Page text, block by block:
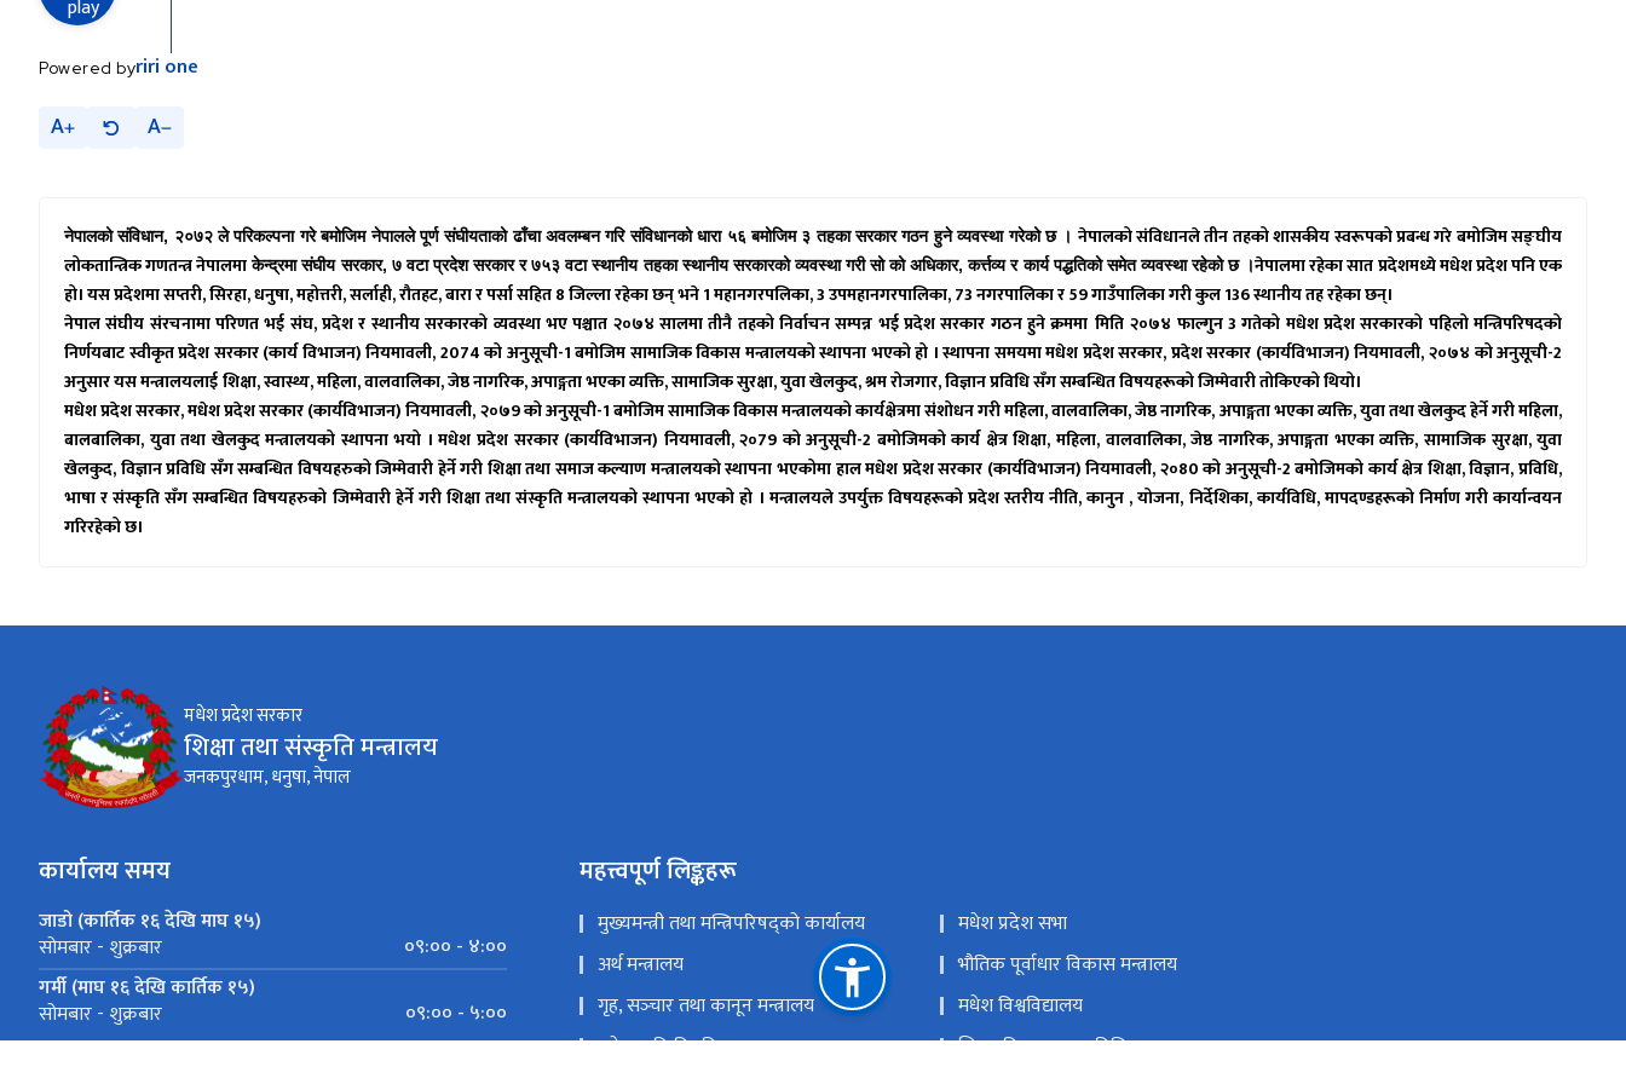
Powered byriri one
A A
नेपालको संविधान, २०७२ ले परिकल्पना गरे बमोजिम नेपालले पूर्ण संघीयताको ढाँचा अवलम्बन गरि संविधानको धारा ५६ बमोजिम ३ तहका सरकार गठन हुने व्यवस्था गरेको छ । नेपालको संविधानले तीन तहको शासकीय स्वरूपको प्रबन्ध गरे बमोजिम सङ्घीय
लोकतान्त्रिक गणतन्त्र नेपालमा केन्द्रमा संघीय सरकार, ७ वटा प्रदेश सरकार र ७५३ वटा स्थानीय तहका स्थानीय सरकारको व्यवस्था गरी सो को अधिकार,कर्त्तव्य र कार्य पद्धतिको समेत व्यवस्था रहेको छ ।नेपालमा रहेका सात प्रदेशमध्ये मधेश प्रदेश पनि एक
हो। यस प्रदेशमा सप्तरी, सिरहा, धनुषा, महोत्तरी, सर्लाही, रौतहट, बारा र पर्सा सहित 8 जिल्ला रहेका छन् भने 1 महानगरपलिका,3 उपमहानगरपालिका,73 नगरपालिका र 59 गाउँपालिका गरी कुल 136 स्थानीय तह रहेका छन्।
नेपाल संघीय संरचनामा परिणत भई संघ,प्रदेश र स्थानीय सरकारको व्यवस्था भए पश्चात २०७४ सालमा तीनै तहको निर्वाचन सम्पन्न भई प्रदेश सरकार गठन हुने क्रममा मिति २०७४ फाल्गुन 3 गतेको मधेशप्रदेश सरकारको पहिलो मन्त्रिपरिषदको
निर्णयबाट स्वीकृत प्रदेश सरकार (कार्य विभाजन) नियमावली, 2074 को अनुसूची-1 बमोजिम सामाजिक विकास मन्त्रालयको स्थापना भएको हो । स्थापना समयमा मधेश प्रदेश सरकार,प्रदेश सरकार (कार्यविभाजन) नियमावली, २०७४ को अनुसूची-2
अनुसार यस मन्त्रालयलाईशिक्षा,स्वास्थ्य,महिला,वालवालिका,जेष्ठ नागरिक,अपाङ्गता भएका व्यक्ति,सामाजिक सुरक्षा,युवा खेलकुद,श्रम रोजगार,विज्ञान प्रविधि सँग सम्बन्धित विषयहरूको जिम्मेवारी तोकिएको थियो।
मधेश प्रदेश सरकार,मधेश प्रदेश सरकार (कार्यविभाजन) नियमावली, २०७9 को अनुसूची-1 बमोजिम सामाजिक विकास मन्त्रालयको कार्यक्षेत्रमा संशोधन गरी महिला,वालवालिका,जेष्ठ नागरिक,अपाङ्गता भएका व्यक्ति,युवा तथा खेलकुद हेर्ने गरी महिला,
बालबालिका, युवा तथा खेलकुद मन्त्रालयको स्थापना भयो । मधेश प्रदेश सरकार (कार्यविभाजन) नियमावली, २०79 को अनुसूची-2 बमोजिमको कार्य क्षेत्र शिक्षा,महिला, वालवालिका,जेष्ठ नागरिक,अपाङ्गता भएका व्यक्ति, सामाजिक सुरक्षा,युवा
खेलकुद,विज्ञान प्रविधि सँग सम्बन्धित विषयहरुको जिम्मेवारी हेर्ने गरी शिक्षा तथा समाज कल्याण मन्त्रालयको स्थापना भएकोमा हाल मधेश प्रदेश सरकार (कार्यविभाजन) नियमावली, २०80 को अनुसूची-2 बमोजिमको कार्य क्षेत्र शिक्षा, विज्ञान, प्रविधि,
भाषा र संस्कृति सँग सम्बन्धित विषयहरुको जिम्मेवारी हेर्ने गरी शिक्षा तथा संस्कृति मन्त्रालयको स्थापना भएको हो । मन्त्रालयले उपर्युक्त विषयहरूको प्रदेश स्तरीय नीति,कानुन ,योजना, निर्देशिका,कार्यविधि,मापदण्डहरूको निर्माण गरी कार्यान्वयन
गरिरहेको छ।
मधेश प्रदेश सरकार
शिक्षा तथा संस्कृति मन्त्रालय
जनकपुरधाम, धनुषा, नेपाल
कार्यालय समय
जाडो (कार्तिक १६ देखि माघ १५)
सोमबार - शुक्रबार
०९:०० - ४:००
गर्मी (माघ १६ देखि कार्तिक १५)
सोमबार - शुक्रबार ०९:०० - ५:००
महत्त्वपूर्ण लिङ्कहरू
मुख्यमन्त्री तथा मन्त्रिपरिषद्को कार्यालय
मधेश प्रदेश सभा
अर्थ मन्त्रालय
भौतिक पूर्वाधार विकास मन्त्रालय
गृह, सञ्‍चार तथा कानून मन्त्रालय
मधेश विश्वविद्यालय
मधेश कृषि विश्वविद्यालय
शिक्षा, विज्ञान तथा प्रविधि मन्त्राल